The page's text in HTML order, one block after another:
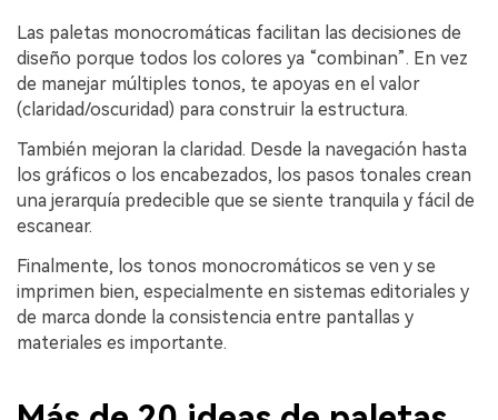
Las paletas monocromáticas facilitan las decisiones de
diseño porque todos los colores ya “combinan”. En vez
de manejar múltiples tonos, te apoyas en el valor
(claridad/oscuridad) para construir la estructura.
También mejoran la claridad. Desde la navegación hasta
los gráficos o los encabezados, los pasos tonales crean
una jerarquía predecible que se siente tranquila y fácil de
escanear.
Finalmente, los tonos monocromáticos se ven y se
imprimen bien, especialmente en sistemas editoriales y
de marca donde la consistencia entre pantallas y
materiales es importante.